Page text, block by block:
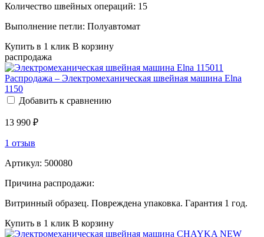
Количество швейных операций: 15
Выполнение петли: Полуавтомат
Купить в 1 клик В корзину
распродажа
Распродажа – Электромеханическая швейная машина Elna
1150
Добавить к сравнению
13 990 ₽
1 отзыв
Артикул: 500080
Причина распродажи:
Витринный образец. Повреждена упаковка. Гарантия 1 год.
Купить в 1 клик В корзину